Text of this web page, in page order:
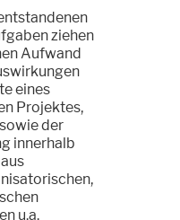
ziehen
Aufwand
eines
Projektes,
der
innerhalb
u.a.